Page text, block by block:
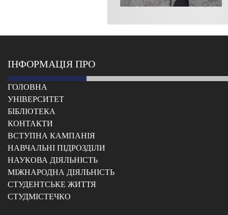
ІНФОРМАЦІЯ ПРО
ГОЛОВНА
УНІВЕРСИТЕТ
БІБЛІОТЕКА
КОНТАКТИ
ВСТУПНА КАМПАНІЯ
НАВЧАЛЬНІ ПІДРОЗДІЛИ
НАУКОВА ДІЯЛЬНІСТЬ
МІЖНАРОДНА ДІЯЛЬНІСТЬ
CТУДЕНТСЬКЕ ЖИТТЯ
CТУДМІСТЕЧКО